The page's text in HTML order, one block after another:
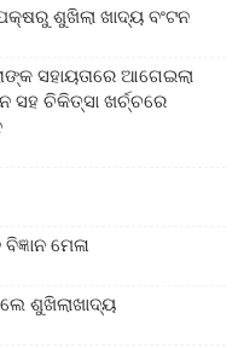
ଶୁଖିଲା ଖାଦ୍ୟ ବଂଟନ
ସହାୟତାରେ ଆଗେଇଲା
ସହ ଚିକିତ୍ସା ଖର୍ଚ୍ଚରେ
ମେଳା
ଶୁଖିଲାଖାଦ୍ୟ